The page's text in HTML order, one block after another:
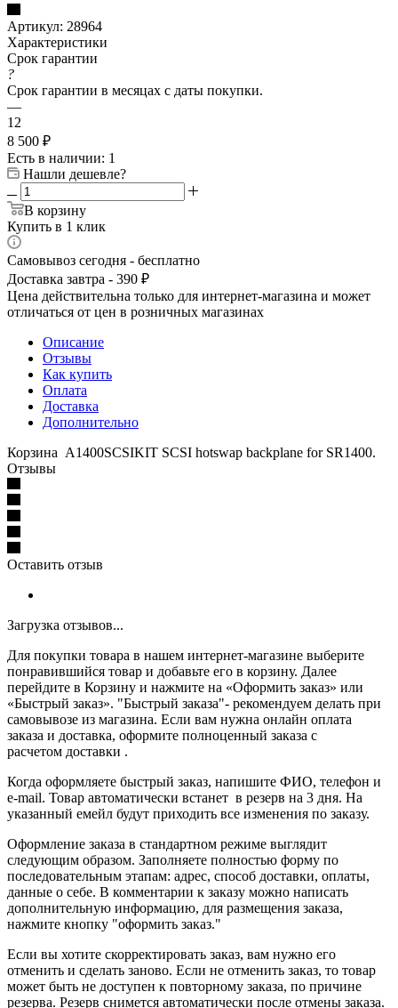
Артикул: 28964
Характеристики
Срок гарантии
?
Срок гарантии в месяцах с даты покупки.
—
12
8 500 ₽
Есть в наличии: 1
Нашли дешевле?
В корзину
Купить в 1 клик
Самовывоз сегодня - бесплатно
Доставка завтра - 390 ₽
Цена действительна только для интернет-магазина и может
отличаться от цен в розничных магазинах
Описание
Отзывы
Как купить
Оплата
Доставка
Дополнительно
Корзина A1400SCSIKIT SCSI hotswap backplane for SR1400.
Отзывы
Оставить отзыв
Загрузка отзывов...
Для покупки товара в нашем интернет-магазине выберите
понравившийся товар и добавьте его в корзину. Далее
перейдите в Корзину и нажмите на «Оформить заказ» или
«Быстрый заказ». "Быстрый заказа"- рекомендуем делать при
самовывозе из магазина. Если вам нужна онлайн оплата
заказа и доставка, оформите полноценный заказа с
расчетом доставки .
Когда оформляете быстрый заказ, напишите ФИО, телефон и
e-mail. Товар автоматически встанет в резерв на 3 дня. На
указанный емейл будут приходить все изменения по заказу.
Оформление заказа в стандартном режиме выглядит
следующим образом. Заполняете полностью форму по
последовательным этапам: адрес, способ доставки, оплаты,
данные о себе. В комментарии к заказу можно написать
дополнительную информацию, для размещения заказа,
нажмите кнопку "оформить заказ."
Если вы хотите скорректировать заказ, вам нужно его
отменить и сделать заново. Если не отменить заказ, то товар
может быть не доступен к повторному заказа, по причине
резерва. Резерв снимется автоматически после отмены заказа.